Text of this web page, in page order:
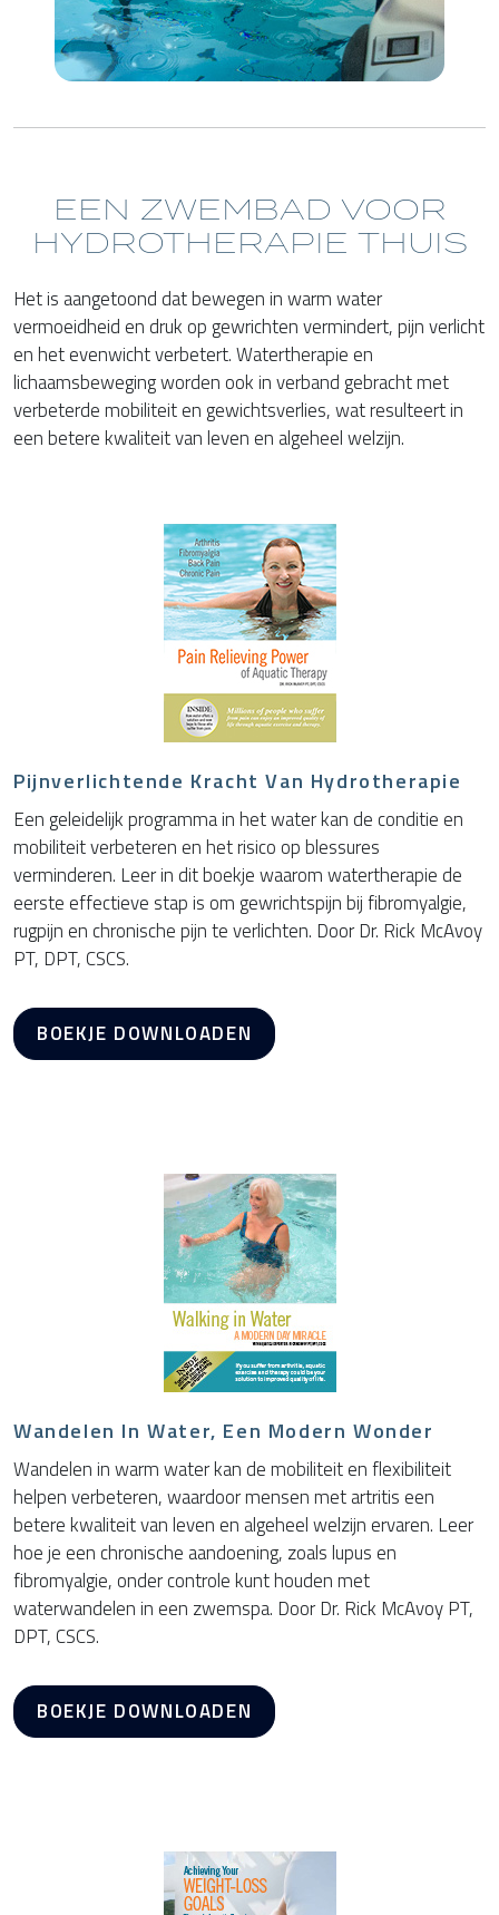
EEN ZWEMBAD VOOR
HYDROTHERAPIE THUIS
Het is aangetoond dat bewegen in warm water
vermoeidheid en druk op gewrichten vermindert, pijn verlicht
en het evenwicht verbetert. Watertherapie en
lichaamsbeweging worden ook in verband gebracht met
verbeterde mobiliteit en gewichtsverlies, wat resulteert in
een betere kwaliteit van leven en algeheel welzijn.
Pijnverlichtende Kracht Van Hydrotherapie
Een geleidelijk programma in het water kan de conditie en
mobiliteit verbeteren en het risico op blessures
verminderen. Leer in dit boekje waarom watertherapie de
eerste effectieve stap is om gewrichtspijn bij fibromyalgie,
rugpijn en chronische pijn te verlichten. Door Dr. Rick McAvoy
PT, DPT, CSCS.
BOEKJE DOWNLOADEN
Wandelen In Water, Een Modern Wonder
Wandelen in warm water kan de mobiliteit en flexibiliteit
helpen verbeteren, waardoor mensen met artritis een
betere kwaliteit van leven en algeheel welzijn ervaren. Leer
hoe je een chronische aandoening, zoals lupus en
fibromyalgie, onder controle kunt houden met
waterwandelen in een zwemspa. Door Dr. Rick McAvoy PT,
DPT, CSCS.
BOEKJE DOWNLOADEN